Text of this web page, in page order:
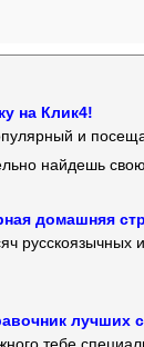
на Клик4!
и
найдешь
домашняя
русскоязычных
лучших